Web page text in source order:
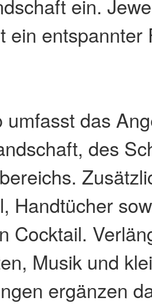
ein.
ein entspannter
umfasst das
des
Handtücher
Cocktail.
Musik und
ergänzen